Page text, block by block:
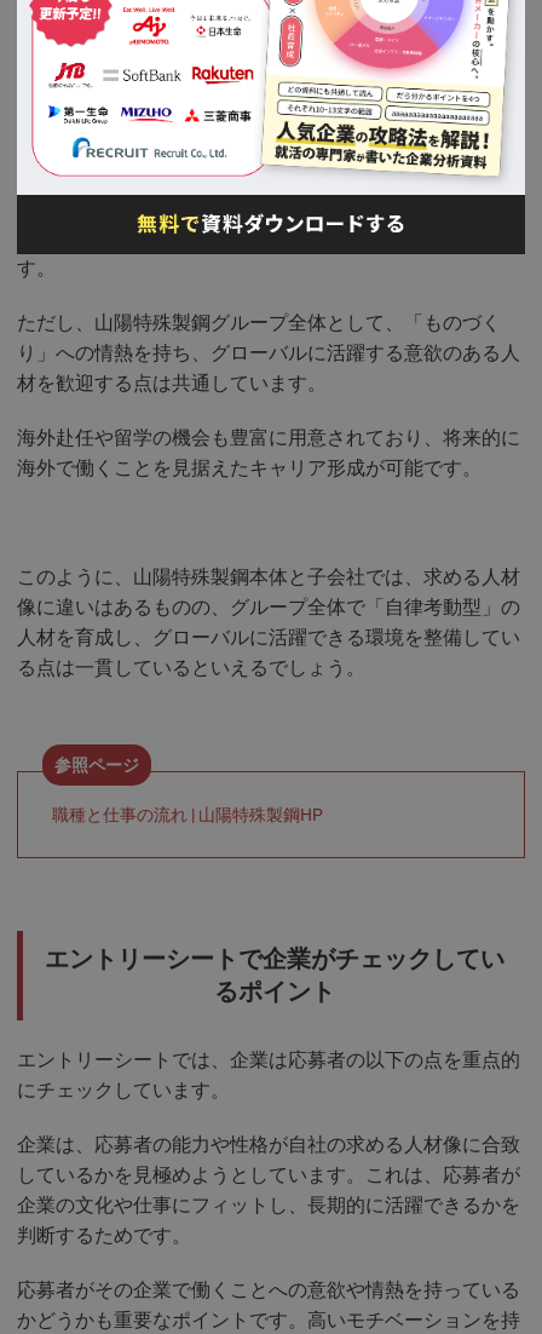
欲を持つ人材も評価されます。
一方、海外の子会社では、より即戦力となる専門性の高い
人材を求める傾向にあります。例えば、インドの子会社で
は、製造や品質管理の知識・経験を持つ人材を積極的に採
用しています。また、海外拠点では語学力も重視されてお
り、特に英語でのコミュニケーション能力が求められま
す。
ただし、山陽特殊製鋼グループ全体として、「ものづく
り」への情熱を持ち、グローバルに活躍する意欲のある人
材を歓迎する点は共通しています。
海外赴任や留学の機会も豊富に用意されており、将来的に
海外で働くことを見据えたキャリア形成が可能です。
このように、山陽特殊製鋼本体と子会社では、求める人材
像に違いはあるものの、グループ全体で「自律考動型」の
人材を育成し、グローバルに活躍できる環境を整備してい
る点は一貫しているといえるでしょう。
職種と仕事の流れ | 山陽特殊製鋼HP
エントリーシートで企業がチェックしてい
るポイント
エントリーシートでは、企業は応募者の以下の点を重点的
にチェックしています。
企業は、応募者の能力や性格が自社の求める人材像に合致
しているかを見極めようとしています。これは、応募者が
企業の文化や仕事にフィットし、長期的に活躍できるかを
判断するためです。
応募者がその企業で働くことへの意欲や情熱を持っている
かどうかも重要なポイントです。高いモチベーションを持